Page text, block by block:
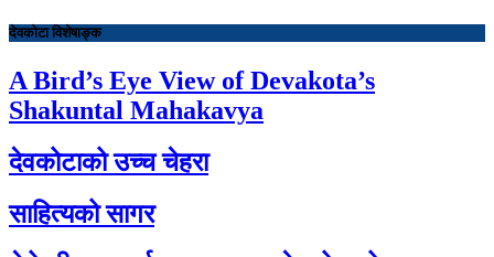
देवकोटा विशेषाङ्क
A Bird’s Eye View of Devakota’s
Shakuntal Mahakavya
देवकोटाको उच्च चेहरा
साहित्यको सागर